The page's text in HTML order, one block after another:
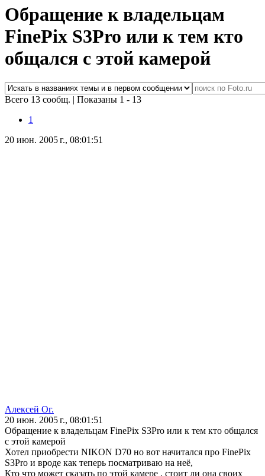
Обращение к владельцам
FinePix S3Pro или к тем кто
общался с этой камерой
Всего 13 сообщ. | Показаны 1 - 13
1
20 июн. 2005 г., 08:01:51
Алексей Ог.
20 июн. 2005 г., 08:01:51
Обращение к владельцам FinePix S3Pro или к тем кто общался
с этой камерой
Хотел приобрести NIKON D70 но вот начитался про FinePix
S3Pro и вроде как теперь посматриваю на неё,
Кто что может сказать по этой камере , стоит ли она своих